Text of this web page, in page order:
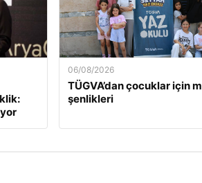
06/08/2026
TÜGVA’dan çocuklar için
şenlikleri